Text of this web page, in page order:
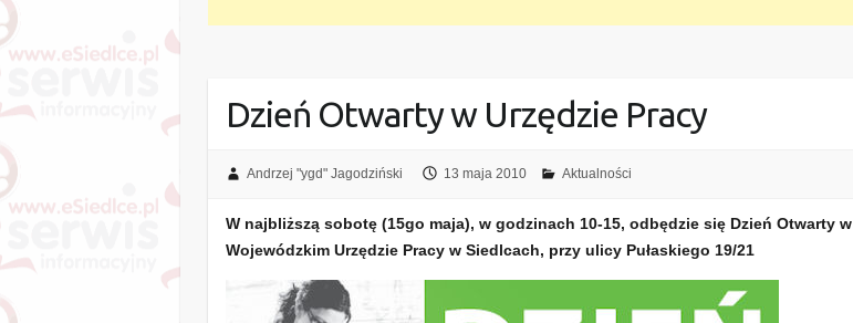
Dzień Otwarty w Urzędzie Pracy
Andrzej "ygd" Jagodziński 13 maja 2010 Aktualności
W najbliższą sobotę (15go maja), w godzinach 10-15, odbędzie się Dzień Otwarty w
Wojewódzkim Urzędzie Pracy w Siedlcach, przy ulicy Pułaskiego 19/21